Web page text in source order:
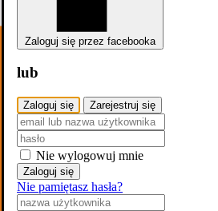
Zaloguj się przez facebooka
lub
Zaloguj się Zarejestruj się
Nie wylogowuj mnie
Zaloguj się
Nie pamiętasz hasła?